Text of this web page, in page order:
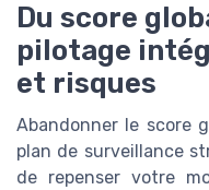
Du score
pilotage
et risques
Abandonner le score
plan de surveillance
de repenser votre